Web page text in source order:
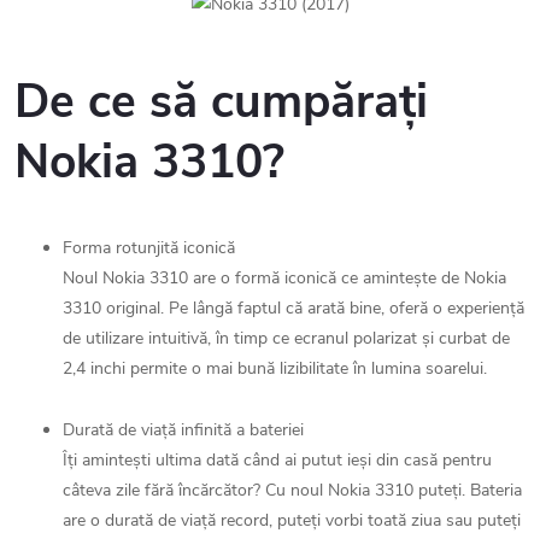
De ce să cumpărați
Nokia 3310?
Forma rotunjită iconică
Noul Nokia 3310 are o formă iconică ce amintește de Nokia
3310 original. Pe lângă faptul că arată bine, oferă o experiență
de utilizare intuitivă, în timp ce ecranul polarizat și curbat de
2,4 inchi permite o mai bună lizibilitate în lumina soarelui.
Durată de viață infinită a bateriei
Îți amintești ultima dată când ai putut ieși din casă pentru
câteva zile fără încărcător? Cu noul Nokia 3310 puteți. Bateria
are o durată de viață record, puteți vorbi toată ziua sau puteți